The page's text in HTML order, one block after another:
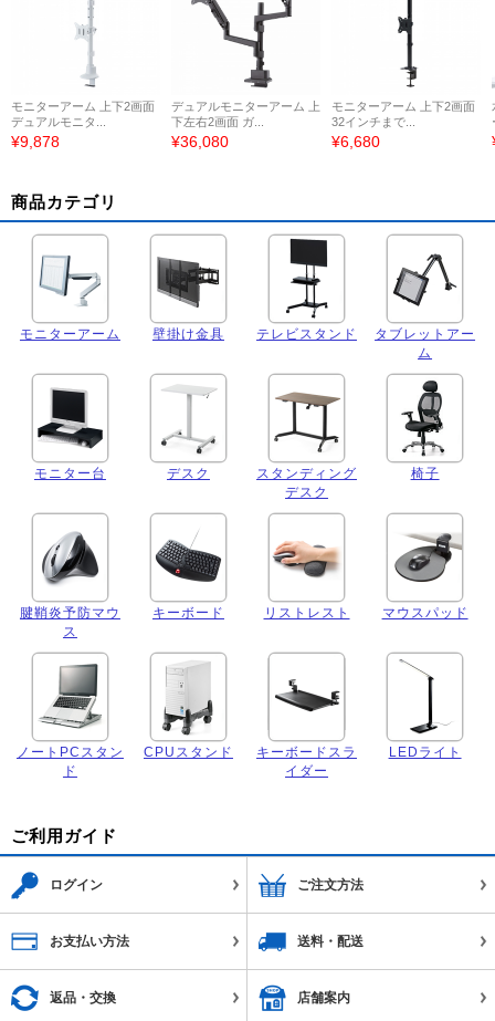
モニターアーム 上下2画面
デュアルモニタ...
¥9,878
デュアルモニターアーム 上
下左右2画面 ガ...
¥36,080
モニターアーム 上下2画面
32インチまで...
¥6,680
商品カテゴリ
モニターアーム 壁掛け金具 テレビスタンド
タブレットアー
ム
モニター台 デスク
スタンディング
デスク
椅子
腱鞘炎予防マウ
ス
キーボード リストレスト マウスパッド
ノートPCスタン
ド
CPUスタンド
キーボードスラ
イダー
LEDライト
ご利用ガイド
ログイン ご注文方法
お支払い方法 送料・配送
返品・交換 店舗案内